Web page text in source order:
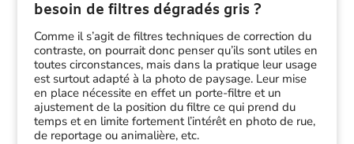
besoin de filtres dégradés gris ?
Comme il s’agit de filtres techniques de correction du
contraste, on pourrait donc penser qu’ils sont utiles en
toutes circonstances, mais dans la pratique leur usage
est surtout adapté à la photo de paysage. Leur mise
en place nécessite en effet un porte-filtre et un
ajustement de la position du filtre ce qui prend du
temps et en limite fortement l’intérêt en photo de rue,
de reportage ou animalière, etc.